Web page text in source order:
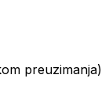
preuzimanja)